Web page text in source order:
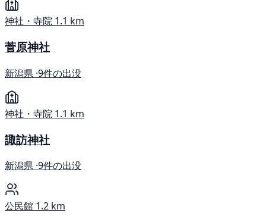
神社・寺院 1.1 km
菅原神社
新潟県 ·9件の出没
神社・寺院 1.1 km
諏訪神社
新潟県 ·9件の出没
公民館 1.2 km